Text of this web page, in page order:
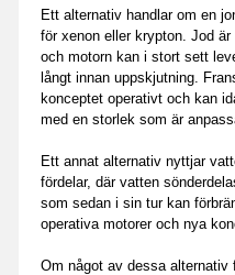
Ett alternativ handlar om en
för xenon eller krypton. Jod
och motorn kan i stort sett
långt innan uppskjutning.
konceptet operativt och kan
med en storlek som är
Ett annat alternativ nyttjar
fördelar, där vatten
som sedan i sin tur kan
operativa motorer och nya
Om något av dessa